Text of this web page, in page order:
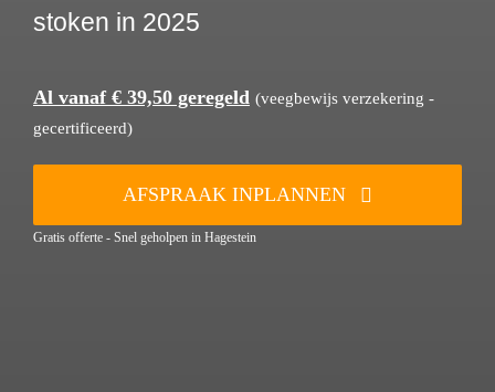
stoken in 2025
Al vanaf € 39,50 geregeld (veegbewijs verzekering -
gecertificeerd)
AFSPRAAK INPLANNEN
Gratis offerte - Snel geholpen in Hagestein